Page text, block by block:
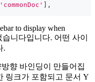
'commonDoc'
,
to display when
니다입니다. 어떤 사이
.
향 바인딩이 만들어집
링크가 포함되고 문서 Y